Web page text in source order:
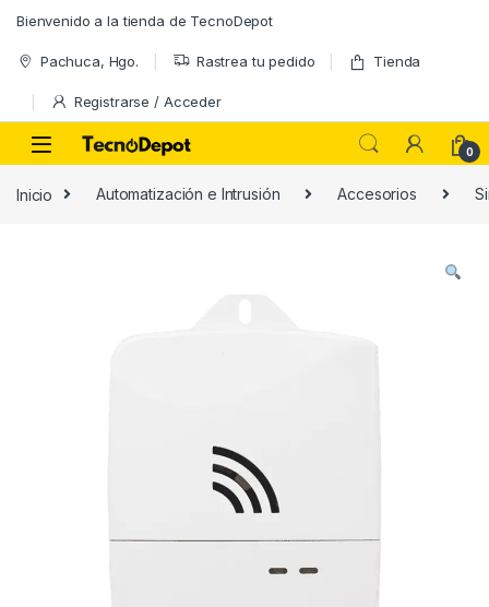
Bienvenido a la tienda de TecnoDepot
Pachuca, Hgo. Rastrea tu pedido Tienda
Registrarse / Acceder
0
Inicio Automatización e Intrusión Accesorios